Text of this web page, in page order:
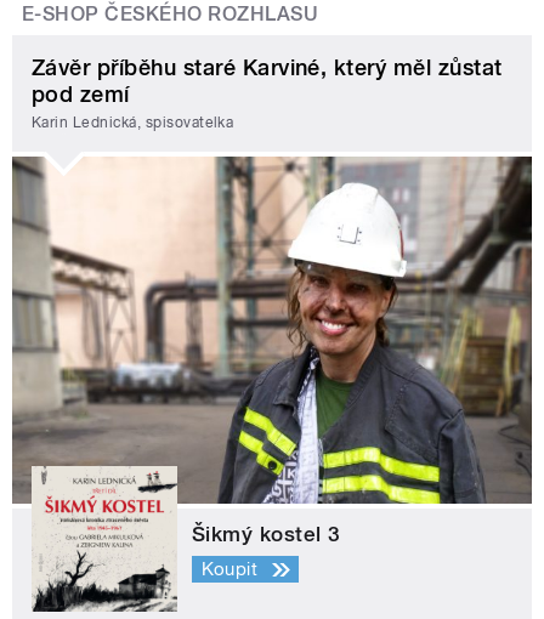
E-SHOP ČESKÉHO ROZHLASU
Závěr příběhu staré Karviné, který měl zůstat
pod zemí
Karin Lednická, spisovatelka
Šikmý kostel 3
Koupit